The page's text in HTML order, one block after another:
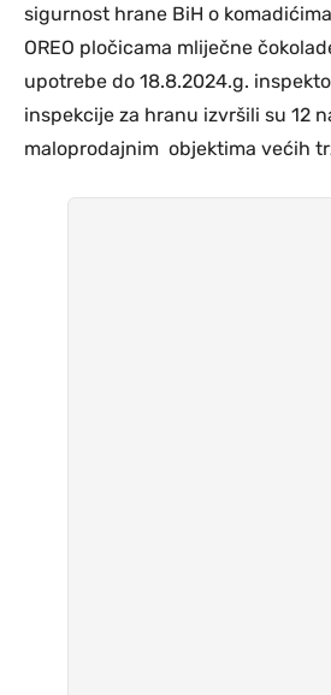
sigurnost hrane BiH o
OREO pločicama mliječne
upotrebe do 18.8.2024.g.
inspekcije za hranu izvršili su 12
maloprodajnim objektima većih